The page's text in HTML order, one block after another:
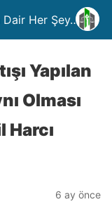
Dair Her Şey….
Yapılan
Olması
Harcı
6 ay önce